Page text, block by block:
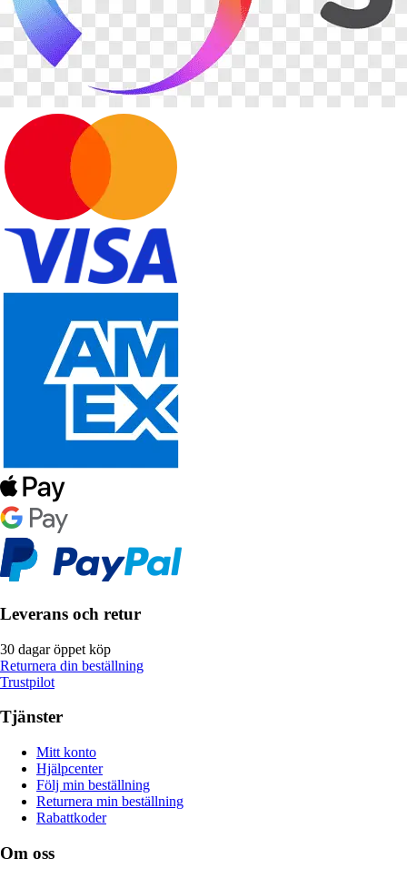
Leverans och retur
30 dagar öppet köp
Returnera din beställning
Trustpilot
Tjänster
Mitt konto
Hjälpcenter
Följ min beställning
Returnera min beställning
Rabattkoder
Om oss